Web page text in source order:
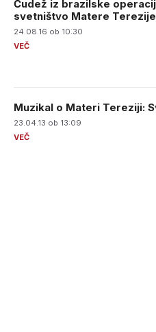
Čudež iz brazilske
svetništvo Matere Terezije
24.08.16 ob 10:30
Muzikal o Materi Tereziji:
23.04.13 ob 13:09